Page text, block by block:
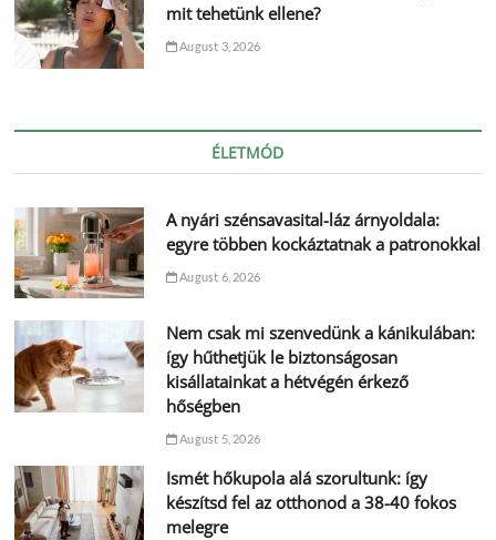
mit tehetünk ellene?
August 3, 2026
ÉLETMÓD
A nyári szénsavasital-láz árnyoldala:
egyre többen kockáztatnak a patronokkal
August 6, 2026
Nem csak mi szenvedünk a kánikulában:
így hűthetjük le biztonságosan
kisállatainkat a hétvégén érkező
hőségben
August 5, 2026
Ismét hőkupola alá szorultunk: így
készítsd fel az otthonod a 38-40 fokos
melegre